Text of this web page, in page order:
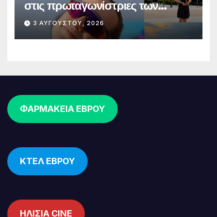
στις πρωταγωνίστριες των
δρομικών διοργανώσεων
3 ΑΥΓΟΎΣΤΟΥ, 2026
ΦΑΡΜΑΚΕΙΑ ΕΒΡΟΥ
ΚΤΕΛ ΕΒΡΟΥ
ΗΛΙΣΙΑ CINE